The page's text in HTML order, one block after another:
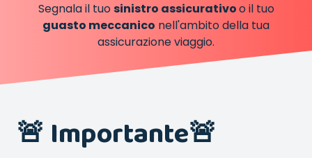
Segnala il tuosinistro assicurativoo il tuo
guasto meccanico nell'ambito della tua
assicurazione viaggio.
🚨 Importante🚨